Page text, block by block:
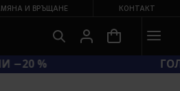
И ВРЪЩАНЕ КОНТАКТ
= СУТИЕНИ −20 %